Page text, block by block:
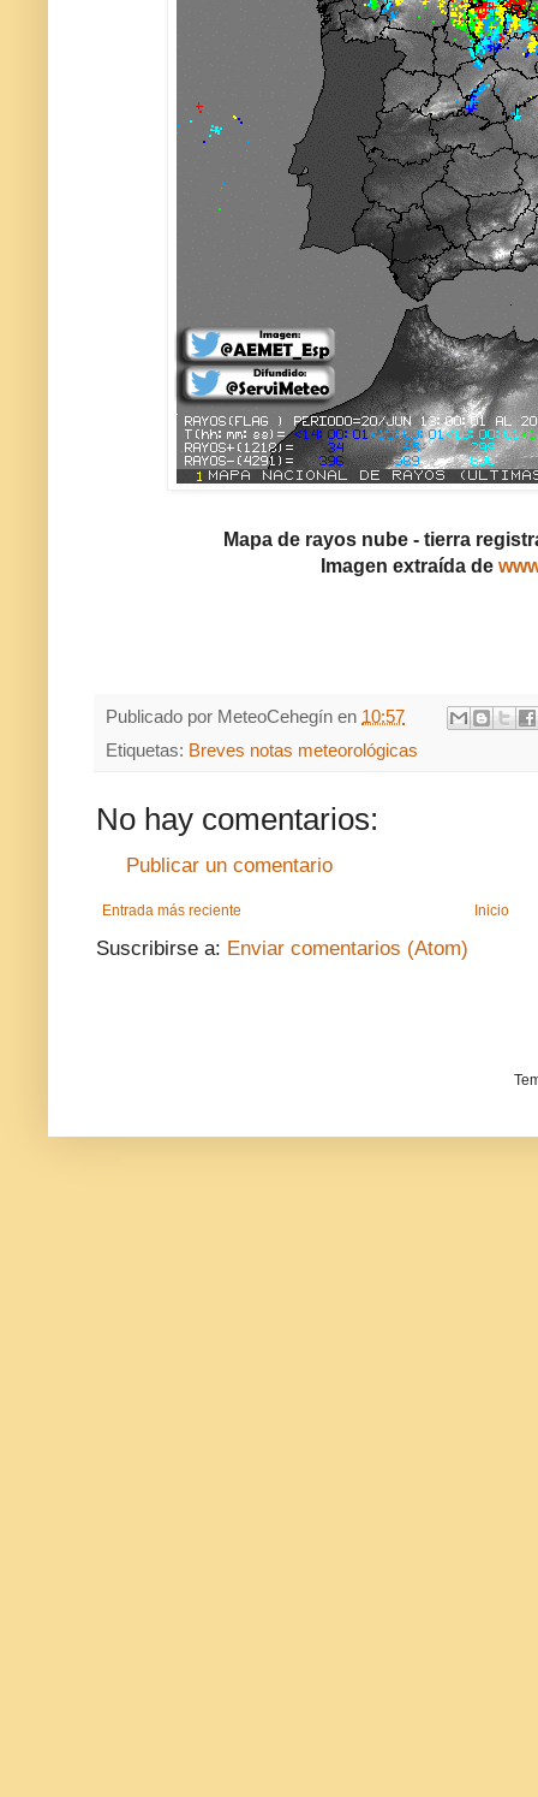
Mapa de rayos nube - tierra
Imagen extraída de
Publicado por MeteoCehegín en 10:57
Etiquetas: Breves notas meteorológicas
No hay comentarios:
Publicar un comentario
Entrada más reciente Inicio
Suscribirse a: Enviar comentarios (Atom)